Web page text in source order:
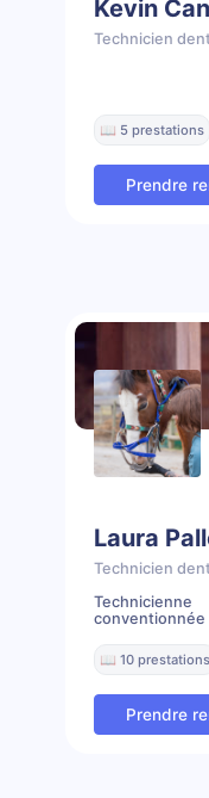
Kevin
Technicien
📖 5 prestations
Prendre
Laura
Technicien
conventionnée
📖 10 prestations
Prendre